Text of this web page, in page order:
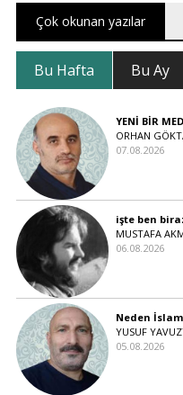
Çok okunan yazılar
Bu Hafta Bu Ay
YENİ BİR
ORHAN
07.08.2026
işte ben
MUSTAFA
06.08.2026
Neden
YUSUF
05.08.2026